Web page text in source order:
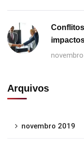
Arquivos
novembro 2019